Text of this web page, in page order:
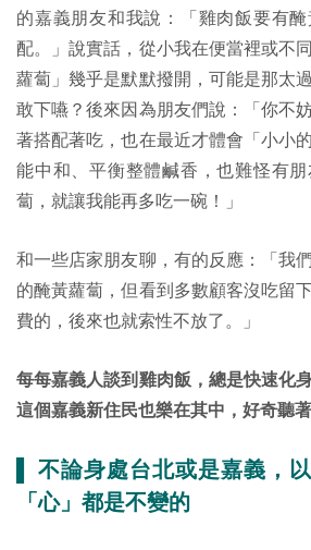
的嘉義朋友和我說：「雞肉飯要有
配。」說實話，從小我在便當裡或不
蘿蔔」幾乎是默默撥開，可能是那太
敢下嚥？後來因為朋友們說：「你不
著搭配著吃，也在最近才體會「小小
能中和、平衡整體鹹香，也難怪有
蔔，就讓我能再多吃一碗！」
和一些店家朋友聊，有的反應：「我
的醃黃蘿蔔，但看到多數顧客沒吃留
費的，後來也就索性不放了。」
每每嘉義人談到雞肉飯，總是快速化
這個嘉義新住民也樂在其中，好奇聽
▌ 不論身處台北或是嘉義，
「心」都是不變的